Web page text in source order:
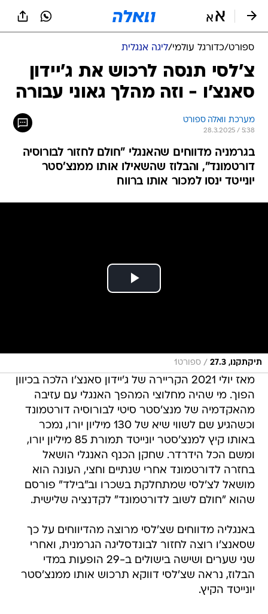
ספורט/כדורגל עולמי/ליגה אנגלית
צ'לסי תנסה לרכוש את ג'יידון
סאנצ'ו - וזה מהלך גאוני עבורה
מערכת וואלה ספורט
28.3.2025 / 5:38
בגרמניה מדווחים שהאנגלי "חולם לחזור לבורוסיה
דורטמונד", והבלוז שהשאילו אותו ממנצ'סטר
יונייטד ינסו למכור אותו ברווח
תיקתקנו, 27.3 / ספורט1
מאז יולי 2021 הקריירה של ג'יידון סאנצ'ו הלכה בכיוון
הפוך. מי שהיה מחלוצי המהפך האנגלי עם עזיבה
מהאקדמיה של מנצ'סטר סיטי לבורוסיה דורטמונד
וכשהגיע שם לשווי שיא של 130 מיליון יורו, נמכר
באותו קיץ למנצ'סטר יונייטד תמורת 85 מיליון יורו,
ומשם הכל הידרדר. שחקן הכנף האנגלי הושאל
בחזרה לדורטמונד אחרי שנתיים וחצי, העונה הוא
מושאל לצ'לסי שמתחלקת בשכרו וב"בילד" פורסם
שהוא "חולם לשוב לדורטמונד" לקדנציה שלישית.
באנגליה מדווחים שצ'לסי מרוצה מהדיווחים על כך
שסאנצ'ו רוצה לחזור לבונדסליגה הגרמנית, ואחרי
שני שערים ושישה בישולים ב-29 הופעות במדי
הבלוז, נראה שצ'לסי דווקא תרכוש אותו ממנצ'סטר
יונייטד הקיץ.